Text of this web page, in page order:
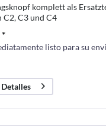
komplett als
C2, C3 und C4
listo para su
Detalles